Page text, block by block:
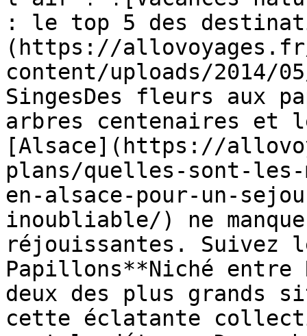
: le top 5 des
(https://
content/uploads/2014/
SingesDes fleurs aux
arbres centenaires et
[Alsace](https://
plans/quelles-sont-les-
en-alsace-pour-un-
inoubliable/) ne
réjouissantes. Suivez
Papillons**Niché
deux des plus grands
cette éclatante